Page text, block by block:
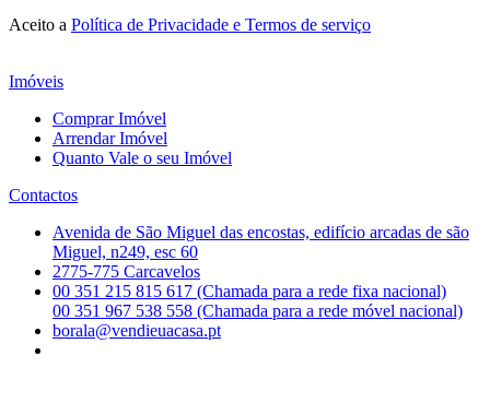
Aceito a Política de Privacidade e Termos de serviço
Imóveis
Comprar Imóvel
Arrendar Imóvel
Quanto Vale o seu Imóvel
Contactos
Avenida de São Miguel das encostas, edifício arcadas de são
Miguel, n249, esc 60
2775-775 Carcavelos
00 351 215 815 617 (Chamada para a rede fixa nacional)
00 351 967 538 558 (Chamada para a rede móvel nacional)
borala@vendieuacasa.pt